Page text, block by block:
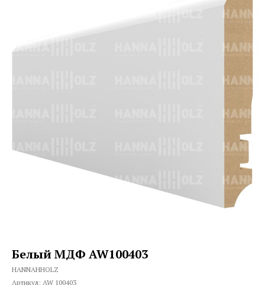
Белый МДФ AW100403
HANNAHHOLZ
Артикул: AW 100403